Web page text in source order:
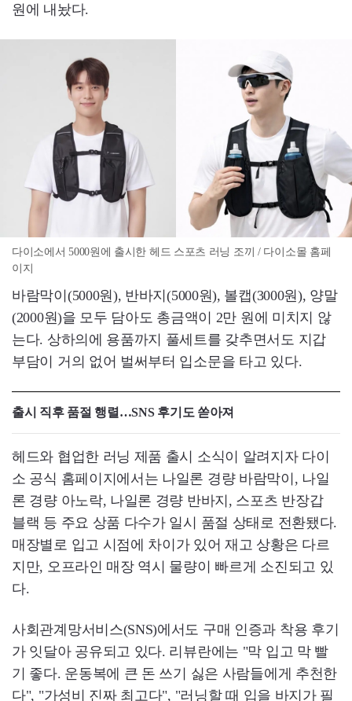
원에 내놨다.
다이소에서 5000원에 출시한 헤드 스포츠 러닝 조끼 / 다이소몰 홈페
이지
바람막이(5000원), 반바지(5000원), 볼캡(3000원), 양말
(2000원)을 모두 담아도 총금액이 2만 원에 미치지 않
는다. 상하의에 용품까지 풀세트를 갖추면서도 지갑
부담이 거의 없어 벌써부터 입소문을 타고 있다.
출시 직후 품절 행렬…SNS 후기도 쏟아져
헤드와 협업한 러닝 제품 출시 소식이 알려지자 다이
소 공식 홈페이지에서는 나일론 경량 바람막이, 나일
론 경량 아노락, 나일론 경량 반바지, 스포츠 반장갑
블랙 등 주요 상품 다수가 일시 품절 상태로 전환됐다.
매장별로 입고 시점에 차이가 있어 재고 상황은 다르
지만, 오프라인 매장 역시 물량이 빠르게 소진되고 있
다.
사회관계망서비스(SNS)에서도 구매 인증과 착용 후기
가 잇달아 공유되고 있다. 리뷰란에는 "막 입고 막 빨
기 좋다. 운동복에 큰 돈 쓰기 싫은 사람들에게 추천한
다", "가성비 진짜 최고다", "러닝할 때 입을 바지가 필